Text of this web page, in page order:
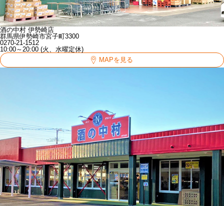
酒の中村 伊勢崎店
群馬県伊勢崎市宮子町3300
0270-21-1512
10:00～20:00 (火、水曜定休)
MAPを見る